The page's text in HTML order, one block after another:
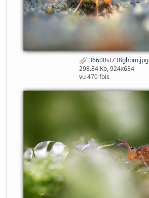
36600st738ghbm.jpg
298.84 Ko, 924x634
vu 470 fois